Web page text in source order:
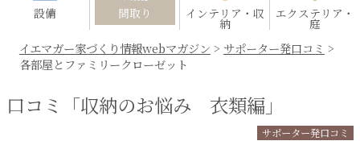
設備 間取り インテリア・収
納
エクステリア・
庭
イエマガー家づくり情報webマガジン > サポーター発口コミ >
各部屋とファミリークローゼット
口コミ「収納のお悩み 衣類編」
サポーター発口コミ